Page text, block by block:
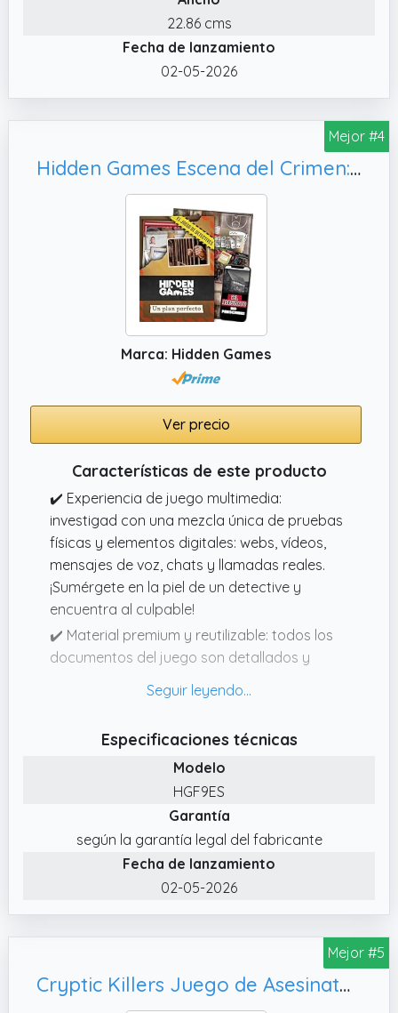
investigad con una mezcla única de pruebas
físicas y elementos digitales: webs, vídeos,
mensajes de voz, chats y llamadas reales.
✔️ Material premium y reutilizable: todos los
documentos del juego son detallados y
extremadamente realistas. Importante: no
✔️ ¡Una nueva escena del crimen en cada
caso! En cada uno de nuestros juegos de
investigación os espera una nueva y
emocionante escena del crimen.
Ambientaciones intensas, llenas de intrigas y
oscuros secretos.
22.86 cms
Fecha de lanzamiento
02-05-2026
Mejor #4
Hidden Games Escena del Crimen: Un Plan, en español.
Marca: Hidden Games
Ver precio
Características de este producto
✔️ Experiencia de juego multimedia:
investigad con una mezcla única de pruebas
físicas y elementos digitales: webs, vídeos,
mensajes de voz, chats y llamadas reales.
¡Sumérgete en la piel de un detective y
encuentra al culpable!
✔️ Material premium y reutilizable: todos los
documentos del juego son detallados y
hay que cortar, escribir ni destruir nada.
caso! En cada uno de nuestros juegos de
investigación os espera una nueva y
emocionante escena del crimen.
Ambientaciones intensas, llenas de intrigas y
oscuros secretos.
✔️ La escena del crimen en este caso de
Hidden Games: una prisión. Un preso muerto,
nuestros casos, cientos de miles de
jugadores no pueden equivocarse.
Especificaciones técnicas
Modelo
HGF9ES
Garantía
según la garantía legal del fabricante
Fecha de lanzamiento
02-05-2026
Mejor #5
Cryptic Killers Juego de Asesinato y Misterio sin Resolver Investigación del expediente de un Caso con Pistas/Pruebas de Detectives - Resuelve el Crimen - Asesinato EN EL Magic Mirror Casino